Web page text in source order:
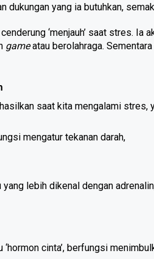
dukungan yang ia butuhkan,
‘menjauh’ saat stres. Ia
game atau berolahraga.
saat kita mengalami stres,
mengatur tekanan darah,
lebih dikenal dengan
cinta’, berfungsi